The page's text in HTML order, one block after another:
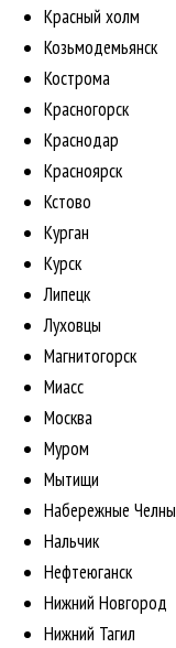
Красный холм
Козьмодемьянск
Кострома
Красногорск
Краснодар
Красноярск
Кстово
Курган
Курск
Липецк
Луховцы
Магнитогорск
Миасс
Москва
Муром
Мытищи
Набережные Челны
Нальчик
Нефтеюганск
Нижний Новгород
Нижний Тагил